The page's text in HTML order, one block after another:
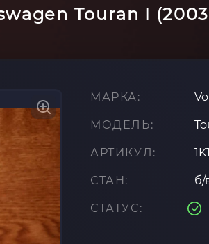
Touran I (2003-
МАРКА:
МОДЕЛЬ:
АРТИКУЛ:
СТАН: б/
СТАТУС: